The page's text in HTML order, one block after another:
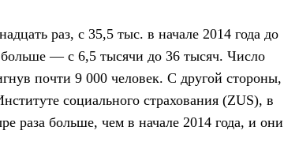
раз, с 35,5 тыс. в начале 2014 года до
больше — с 6,5 тысячи до 36 тысяч. Число
почти 9 000 человек. С другой стороны,
социального страхования (ZUS), в
раза больше, чем в начале 2014 года, и они